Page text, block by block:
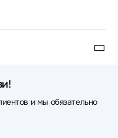
и мы обязательно